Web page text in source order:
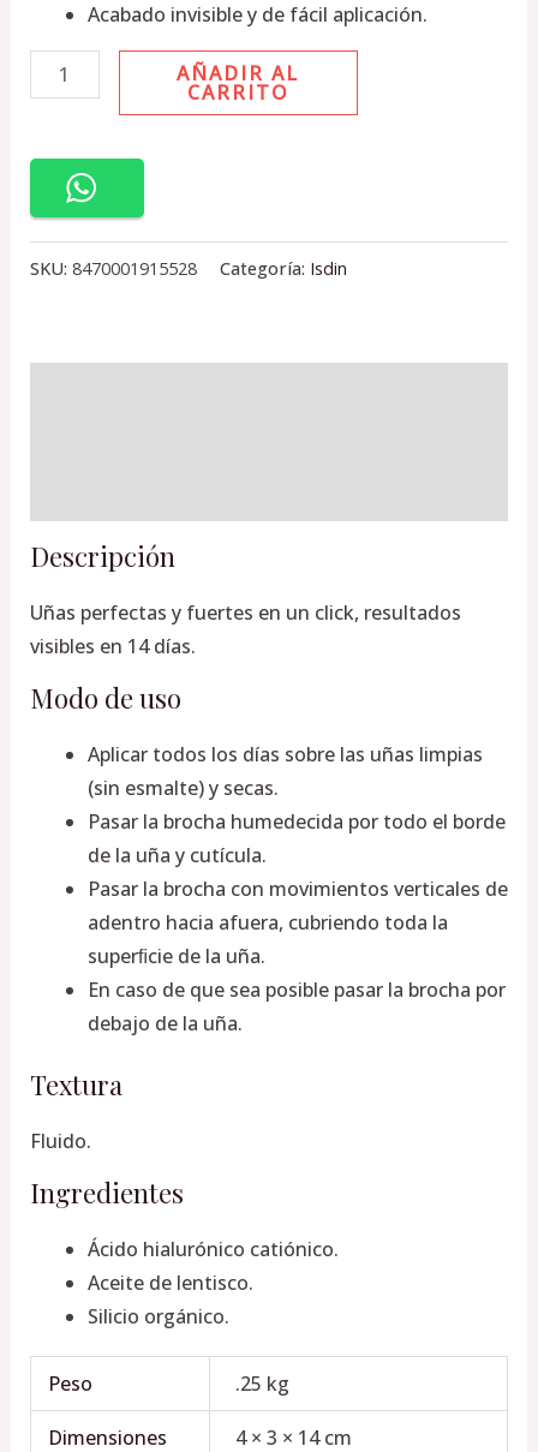
Acabado invisible y de fácil aplicación.
AÑADIR AL
CARRITO
SKU: 8470001915528 Categoría: Isdin
Descripción
Uñas perfectas y fuertes en un click, resultados
visibles en 14 días.
Modo de uso
Aplicar todos los días sobre las uñas limpias
(sin esmalte) y secas.
Pasar la brocha humedecida por todo el borde
de la uña y cutícula.
Pasar la brocha con movimientos verticales de
adentro hacia afuera, cubriendo toda la
superﬁcie de la uña.
En caso de que sea posible pasar la brocha por
debajo de la uña.
Textura
Fluido.
Ingredientes
Ácido hialurónico catiónico.
Aceite de lentisco.
Silicio orgánico.
Peso .25 kg
Dimensiones 4 × 3 × 14 cm